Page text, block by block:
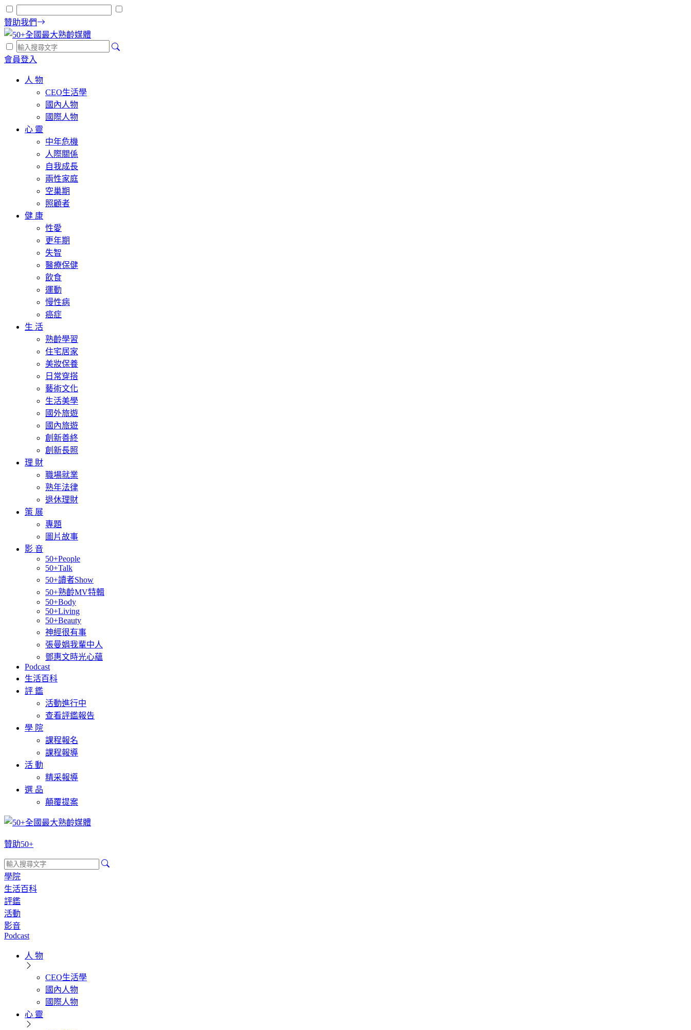
贊助我們
會員登入
人 物
CEO生活學
國內人物
國際人物
心 靈
中年危機
人際關係
自我成長
兩性家庭
空巢期
照顧者
健 康
性愛
更年期
失智
醫療保健
飲食
運動
慢性病
癌症
生 活
熟齡學習
住宅居家
美妝保養
日常穿搭
藝術文化
生活美學
國外旅遊
國內旅遊
創新善終
創新長照
理 財
職場就業
熟年法律
退休理財
策 展
專題
圖片故事
影 音
50+People
50+Talk
50+讀者Show
50+熟齡MV特輯
50+Body
50+Living
50+Beauty
神經很有事
張曼娟我輩中人
鄧惠文時光心蘊
Podcast
生活百科
評 鑑
活動進行中
查看評鑑報告
學 院
課程報名
課程報導
活 動
精采報導
選 品
顛覆提案
贊助50+
學院
生活百科
評鑑
活動
影音
Podcast
人 物
CEO生活學
國內人物
國際人物
心 靈